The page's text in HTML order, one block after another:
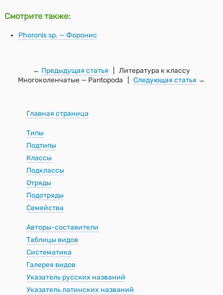
Смотрите также:
Phoronis sp. — Форонис
← Предыдущая статья | Литература к классу
Многоколенчатые — Pantopoda |Следующая статья →
Главная страница
Типы
Подтипы
Классы
Подклассы
Отряды
Подотряды
Семейства
Авторы-составители
Таблицы видов
Систематика
Галерея видов
Указатель русских названий
Указатель латинских названий